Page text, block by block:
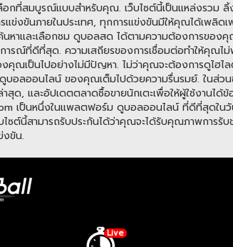
กที่สมบูรณ์แบบสำหรับคุณ. เว็บไซต์นี้เป็นแหล่งรวม
ข่งขันภายในประเทศ, ทุกการแข่งขันมีให้คุณได้เพลิ
าและเลือกชม ดูบอลสด ได้ตามความต้องการของ
รณ์ที่ดีที่สุด. ความเสถียรของการเชื่อมต่อทำให้คุณไ
ณเป็นไปอย่างไม่มีปัญหา. ไม่ว่าคุณจะต้องการดูไฮ
บอลออนไลน์ ของคุณเต็มไปด้วยความรื่นรมย์. ในส่
สุด, และอัปเดตตลาดซื้อขายนักเตะเพื่อให้ผู้ใช้งานไ
เป็นหนึ่งในแพลตฟอร์ม ดูบอลออนไลน์ ที่ดีที่สุดใน
ซต์นี้สามารถรับประกันได้ว่าคุณจะได้รับคุณภาพการ
ขัน.
Live